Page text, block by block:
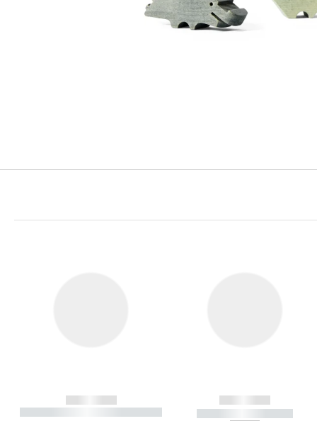
------------
----------- ----------- ----------
------------
----------- -----------